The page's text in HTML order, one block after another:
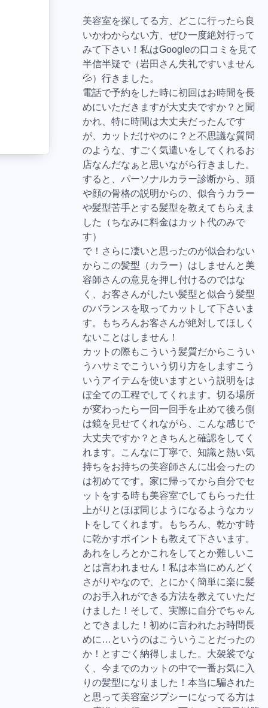
美容室を探してる方、どこに行ったら良
いかわからない方、ぜひ一度絶対行って
みて下さい！私はGoogleの口コミを見て
半信半疑で（岩田さん失礼ですいません
💦）行きました。
電話で予約をした時に初回はお時間を長
めにいただきますが大丈夫ですか？と聞
かれ、特に時間は大丈夫だったんです
が、カットだけやのに？と不思議な質問
のような、すごく気遣いをしてくれるお
店なんだなぁと思いながら行きました。
すると、パーソナルカラー診断から、頭
や顔の骨格の説明からの、似合うカラー
や髪型苦手とする髪型を教えてもらえま
した（ちなみに料金はカット代のみで
す）
で！さらに凄いと思ったのが似合わない
からこの髪型（カラー）はしませんと美
容師さんの意見を押し付けるのではな
く、お客さんがしたい髪型と似合う髪型
のバランスを取ってカットして下さいま
す。もちろんお客さんが絶対してほしく
ないことはしません！
カットの際もこういう髪質だからこうい
うハサミでこういう切り方をしますこう
いうアイテムを使いますという説明をは
ぼ全ての工程でしてくれます。切る場所
が変わったら一回一回手を止めて後ろ側
は鏡を見せてくれながら、こんな感じで
大丈夫ですか？ときちんと確認をしてく
れます。こんなに丁寧で、知識と熱い気
持ちをお持ちの美容師さんに出会ったの
は初めてです。家に帰ってから自分でセ
ットをする時も美容室でしてもらった仕
上がりとほぼ同じようになるようなカッ
トをしてくれます。もちろん、乾かす時
に乾かすポイントも教えて下さいます。
あれをしろとかこれをしてとか難しいこ
とは言われません！私は本当にめんどく
さがりやなので、とにかく簡単に楽に髪
のお手入れができる方法を教えていただ
けました！そして、実際に自分でちゃん
とできました！初めに言われたお時間長
めに…というのはこういうことだったの
か！とすごく納得しました。大袈裟でな
く、今までのカットの中で一番お気に入
りの髪型になりました！本当に騙された
と思って美容室ジプシーになってる方は